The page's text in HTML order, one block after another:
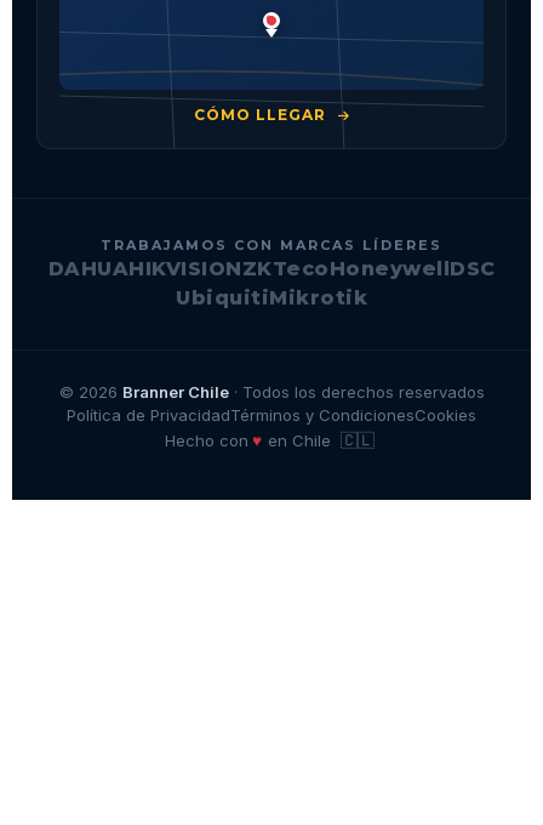
CÓMO LLEGAR
TRABAJAMOS CON MARCAS LÍDERES
DAHUAHIKVISIONZKTecoHoneywellDSC
UbiquitiMikrotik
© 2026 Branner Chile· Todos los derechos reservados
Política de PrivacidadTérminos y CondicionesCookies
Hecho con ♥ en Chile 🇨🇱